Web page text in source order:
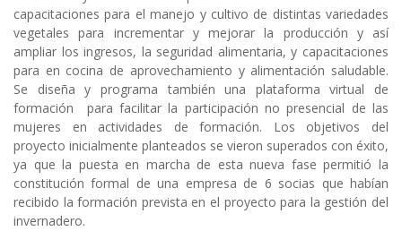
capacitaciones para el manejo y cultivo de distintas variedades
vegetales para incrementar y mejorar la producción y así
ampliar los ingresos, la seguridad alimentaria, y capacitaciones
para en cocina de aprovechamiento y alimentación saludable.
Se diseña y programa también una plataforma virtual de
formación para facilitar la participación no presencial de las
mujeres en actividades de formación. Los objetivos del
proyecto inicialmente planteados se vieron superados con éxito,
ya que la puesta en marcha de esta nueva fase permitió la
constitución formal de una empresa de 6 socias que habían
recibido la formación prevista en el proyecto para la gestión del
invernadero.